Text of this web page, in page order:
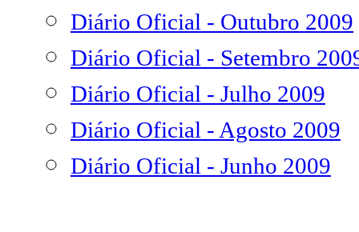
Diário Oficial - Outubro 2009
Diário Oficial - Setembro
Diário Oficial - Julho 2009
Diário Oficial - Agosto 2009
Diário Oficial - Junho 2009